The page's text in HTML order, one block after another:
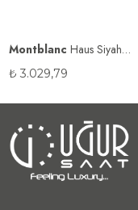
Montblanc Haus Siyah
Mürekkep
₺ 3.029,79